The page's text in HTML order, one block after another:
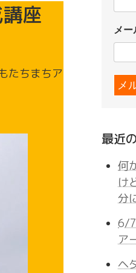
座
たちまちア
メ
最近
何
け
分
6/
ア
ヘ